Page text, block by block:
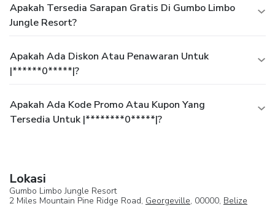
Apakah Tersedia Sarapan Gratis Di Gumbo Limbo
Jungle Resort?
Apakah Ada Diskon Atau Penawaran Untuk
|******0*****|?
Apakah Ada Kode Promo Atau Kupon Yang
Tersedia Untuk |********0*****|?
Lokasi
Gumbo Limbo Jungle Resort
2 Miles Mountain Pine Ridge Road, Georgeville, 00000, Belize